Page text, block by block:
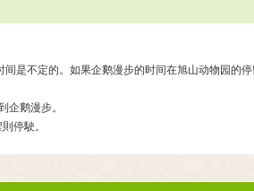
是不定的。如果企鹅漫步的时间在旭山动物园的停
企鹅漫步。
停駛。